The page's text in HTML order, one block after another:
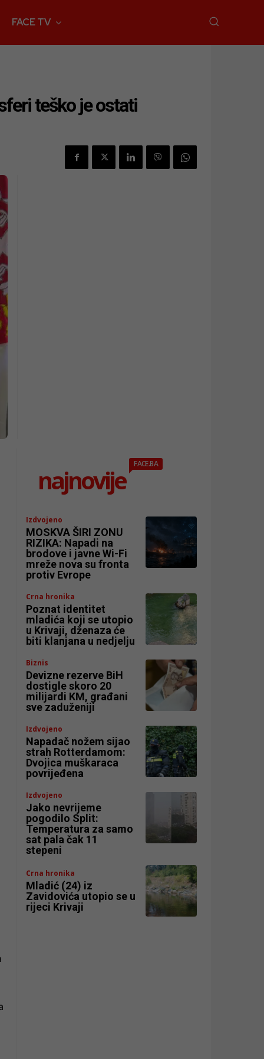
FACE TV
teško je ostati
najnovije
FACE.BA
Izdvojeno
MOSKVA ŠIRI ZONU
RIZIKA: Napadi na
brodove i javne Wi-Fi
mreže nova su fronta
protiv Evrope
Crna hronika
Poznat identitet
mladića koji se utopio
u Krivaji, dženaza će
biti klanjana u nedjelju
Biznis
Devizne rezerve BiH
dostigle skoro 20
milijardi KM, građani
sve zaduženiji
Izdvojeno
Napadač nožem sijao
strah Rotterdamom:
Dvojica muškaraca
povrijeđena
Izdvojeno
Jako nevrijeme
pogodilo Split:
Temperatura za samo
sat pala čak 11
stepeni
Crna hronika
Mladić (24) iz
Zavidovića utopio se u
rijeci Krivaji